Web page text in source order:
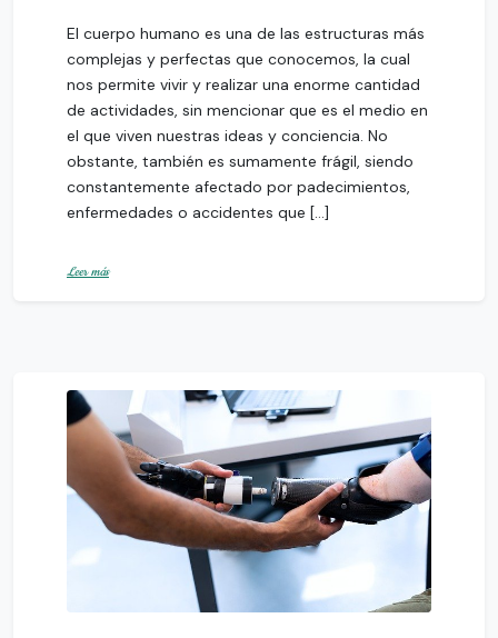
El cuerpo humano es una de las estructuras más
complejas y perfectas que conocemos, la cual
nos permite vivir y realizar una enorme cantidad
de actividades, sin mencionar que es el medio en
el que viven nuestras ideas y conciencia. No
obstante, también es sumamente frágil, siendo
constantemente afectado por padecimientos,
enfermedades o accidentes que […]
Leer más